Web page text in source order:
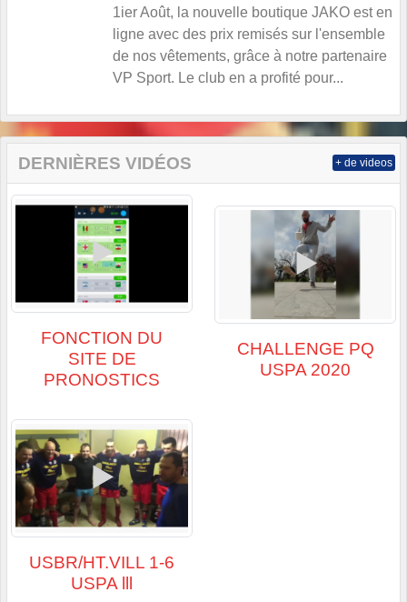
1ier Août, la nouvelle boutique JAKO est en
ligne avec des prix remisés sur l'ensemble
de nos vêtements, grâce à notre partenaire
VP Sport. Le club en a profité pour...
DERNIÈRES VIDÉOS
FONCTION DU
SITE DE
PRONOSTICS
CHALLENGE PQ
USPA 2020
USBR/HT.VILL 1-6
USPA lll
+ de videos